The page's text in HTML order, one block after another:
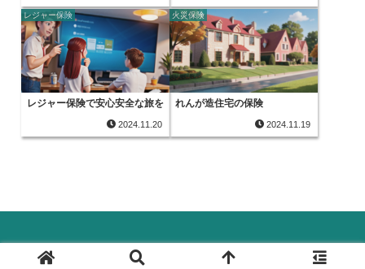
レジャー保険
レジャー保険で安心安全な旅を
2024.11.20
火災保険
れんが造住宅の保険
2024.11.19
© 2024 保険ラボ.